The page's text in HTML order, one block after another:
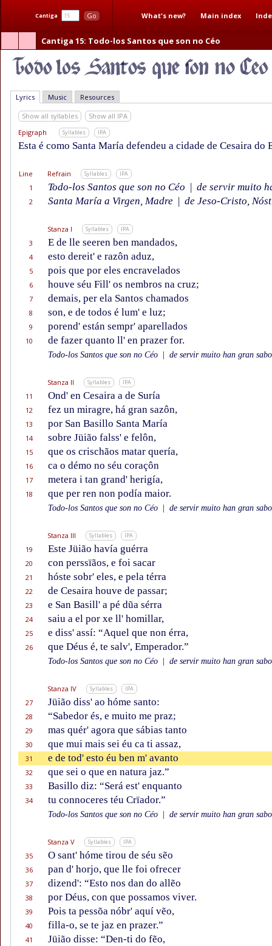
Cantiga Go What's new? Main index
Cantiga 15: Todo-los Santos que son no Céo
Lyrics Music Resources
Show all syllables
Show all IPA
Epigraph
Syllables IPA
Esta é como Santa María defendeu a cidade de Cesaira do
Line Refrain Syllables IPA
1 Todo-los Santos que son no Céo | de servir muito
2 Santa María a Virgen, Madre | de Jeso-Cristo,
Stanza I Syllables IPA
3 E de lle seeren ben mandados,
4 esto dereit' e razôn aduz,
5 pois que por eles encravelados
6 houve séu Fill' os nembros na cruz;
7 demais, per ela Santos chamados
8 son, e de todos é lum' e luz;
9 porend' están sempr' aparellados
10 de fazer quanto ll' en prazer for.
Todo-los Santos que son no Céo de servir muito han gran
Stanza II Syllables IPA
11 Ond' en Cesaira a de Suría
12 fez un miragre, há gran sazôn,
13 por San Basillo Santa María
14 sobre Jüião falss' e felôn,
15 que os crischãos matar quería,
16 ca o démo no séu coraçôn
17 metera i tan grand' herigía,
18 que per ren non podía maior.
Todo-los Santos que son no Céo de servir muito han gran
Stanza III Syllables IPA
19 Este Jüião havía guérra
20 con perssïãos, e foi sacar
21 hóste sobr' eles, e pela térra
22 de Cesaira houve de passar;
23 e San Basill' a pé dũa sérra
24 saiu a el por xe ll' homillar,
25 e diss' assí: “Aquel que non érra,
26 que Déus é, te salv', Emperador.”
Todo-los Santos que son no Céo de servir muito han gran
Stanza IV Syllables IPA
27 Jüião diss' ao hóme santo:
28 “Sabedor és, e muito me praz;
29 mas quér' agora que sábias tanto
30 que mui mais sei éu ca ti assaz,
31 e de tod' esto éu ben m' avanto
32 que sei o que en natura jaz.”
33 Basillo diz: “Será est' enquanto
34 tu connoceres téu Crïador.”
Todo-los Santos que son no Céo de servir muito han gran
Stanza V Syllables IPA
35 O sant' hóme tirou de séu sẽo
36 pan d' horjo, que lle foi ofrecer
37 dizend': “Esto nos dan do allẽo
38 por Déus, con que possamos viver.
39 Pois ta pessõa nóbr' aquí vẽo,
40 filla-o, se te jaz en prazer.”
41 Jüião disse: “Den-ti do fẽo,